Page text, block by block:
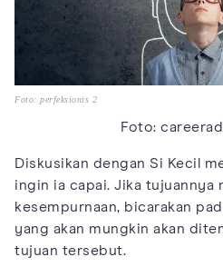
Foto: perfeksionis 2
Foto:
Diskusikan dengan Si Kecil
ingin ia capai. Jika tujuannya
kesempurnaan, bicarakan
yang akan mungkin akan
tujuan tersebut.